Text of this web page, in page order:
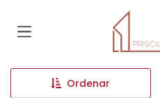
Ordenar